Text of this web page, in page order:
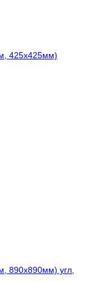
425х425мм)
890х890мм) угл,